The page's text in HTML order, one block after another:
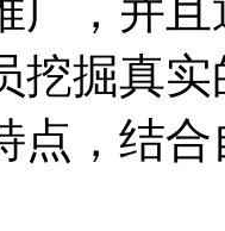
广，并
挖掘真
点，结